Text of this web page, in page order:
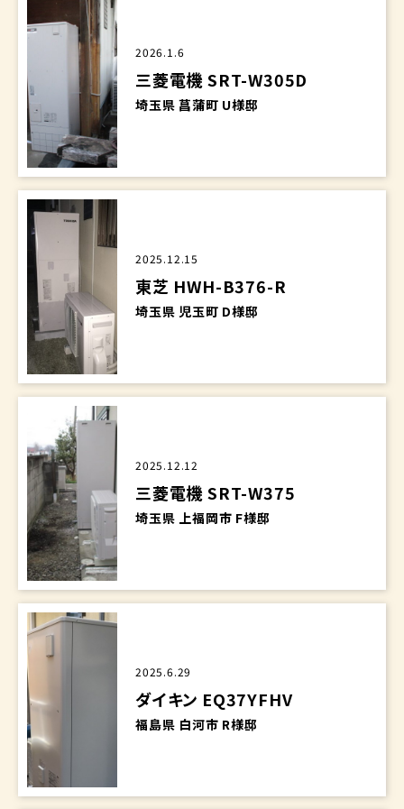
2026.1.6
三菱電機 SRT-W305D
埼玉県 菖蒲町 U様邸
2025.12.15
東芝 HWH-B376-R
埼玉県 児玉町 D様邸
2025.12.12
三菱電機 SRT-W375
埼玉県 上福岡市 F様邸
2025.6.29
ダイキン EQ37YFHV
福島県 白河市 R様邸